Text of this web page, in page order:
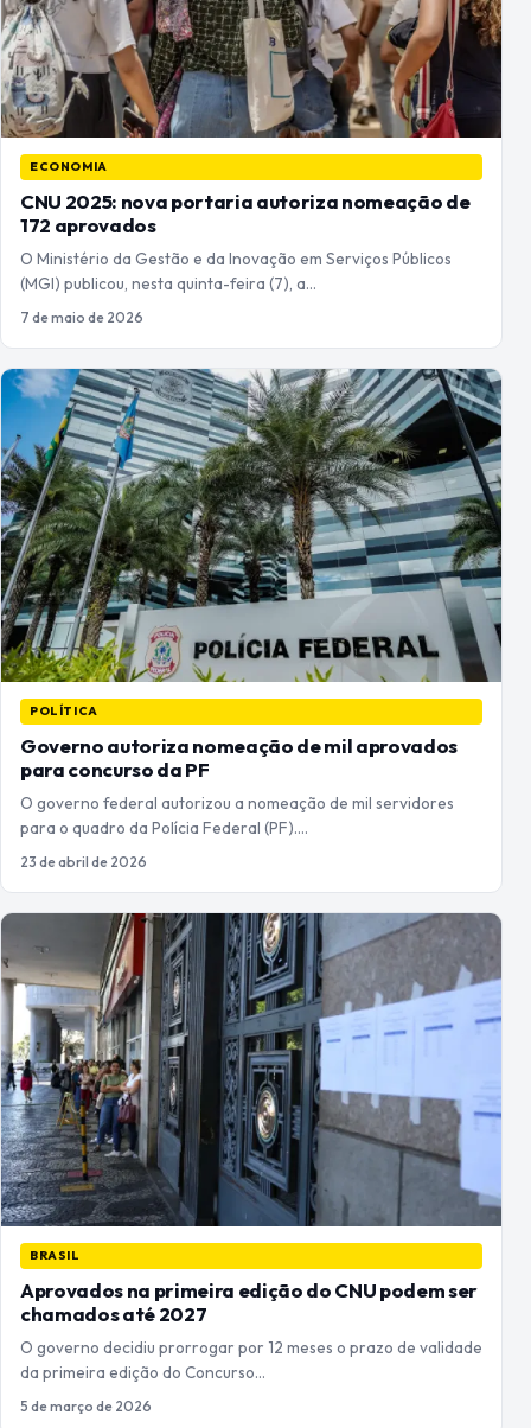
ECONOMIA
CNU 2025: nova portaria autoriza nomeação de
172 aprovados
O Ministério da Gestão e da Inovação em Serviços Públicos
(MGI) publicou, nesta quinta-feira (7), a…
7 de maio de 2026
POLÍTICA
Governo autoriza nomeação de mil aprovados
para concurso da PF
O governo federal autorizou a nomeação de mil servidores
para o quadro da Polícia Federal (PF).…
23 de abril de 2026
BRASIL
Aprovados na primeira edição do CNU podem ser
chamados até 2027
O governo decidiu prorrogar por 12 meses o prazo de validade
da primeira edição do Concurso…
5 de março de 2026